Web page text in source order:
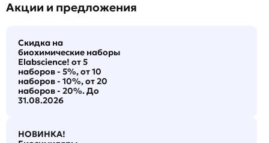
Акции и предложения
Скидка на
биохимические наборы
Elabscience! от 5
наборов - 5%, от 10
наборов - 10%, от 20
наборов - 20%. До
31.08.2026
НОВИНКА!